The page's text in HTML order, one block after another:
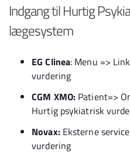
Indgang til Hurtig
lægesystem
EG Clinea: Menu =>
vurdering
CGM XMO: Patient=>
Hurtig psykiatrisk
Novax:Eksterne
vurdering